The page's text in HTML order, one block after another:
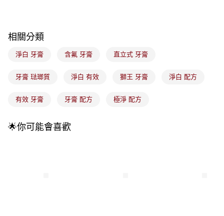
【大哥付你分期使用說明】
成交易。
4.訂單成立30分鐘內，如未前往確認交易或遇審核未通過，訂單將自動取
法說明評估內容。
醒簡訊。
運送方式
全家取貨付款
付款後全家取貨
每筆NT$100，滿NT$899(含以上)免運費
每筆NT$100，滿NT$899(含以上)免運費
相關分類
淨白 牙膏 含氟 牙膏 直立式 牙膏
牙膏 琺瑯質 淨白 有效 獅王 牙膏 淨白 配方
有效 牙膏 牙膏 配方 極淨 配方
🌟你可能會喜歡